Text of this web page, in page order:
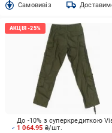
Cамовивіз
1 064.95 ₴/шт.